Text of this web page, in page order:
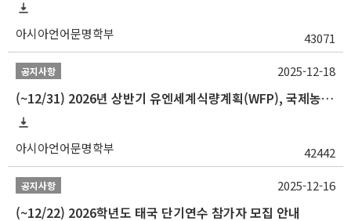
아시아언어문명학부 43071
공지사항
(~12/31) 2026년 상반기 유엔세계식량계획(WFP), 국제농업개발기금(IFAD) 및 유엔아동기금(UNICEF) 인턴십 프로그램 참가자 모집
아시아언어문명학부 42442
2025-12-18
공지사항
(~12/22) 2026학년도 태국 단기연수 참가자 모집 안내
2025-12-16